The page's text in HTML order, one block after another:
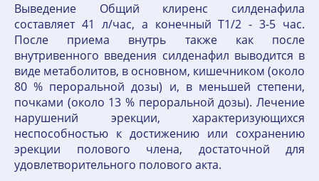
Выведение Общий клиренс силденафила
составляет 41 л/час, а конечный T1/2 - 3-5 час.
После приема внутрь также как после
внутривенного введения силденафил выводится в
виде метаболитов, в основном, кишечником (около
80 % пероральной дозы) и, в меньшей степени,
почками (около 13 % пероральной дозы). Лечение
нарушений эрекции, характеризующихся
неспособностью к достижению или сохранению
эрекции полового члена, достаточной для
удовлетворительного полового акта.